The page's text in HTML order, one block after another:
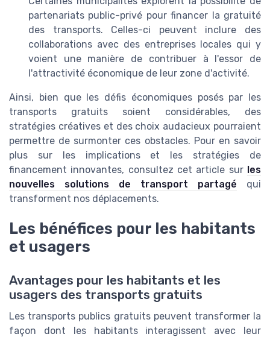
partenariats public-privé pour financer la gratuité
des transports. Celles-ci peuvent inclure des
collaborations avec des entreprises locales qui y
voient une manière de contribuer à l'essor de
l'attractivité économique de leur zone d'activité.
Ainsi, bien que les défis économiques posés par les
transports gratuits soient considérables, des
stratégies créatives et des choix audacieux pourraient
permettre de surmonter ces obstacles. Pour en savoir
plus sur les implications et les stratégies de
financement innovantes, consultez cet article sur les
nouvelles solutions de transport partagé qui
transforment nos déplacements.
Les bénéfices pour les habitants
et usagers
Avantages pour les habitants et les
usagers des transports gratuits
Les transports publics gratuits peuvent transformer la
façon dont les habitants interagissent avec leur